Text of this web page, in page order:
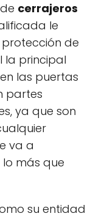
cerrajeros
le
de
la principal
las puertas
partes
ya que son
va a
más que
su entidad